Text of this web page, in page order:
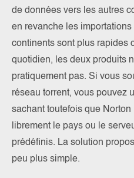
de données vers les autres
en revanche les
continents sont plus rapides
quotidien, les deux produits
pratiquement pas. Si vous
réseau torrent, vous pouvez
sachant toutefois que
librement le pays ou le
prédéfinis. La solution
peu plus simple.